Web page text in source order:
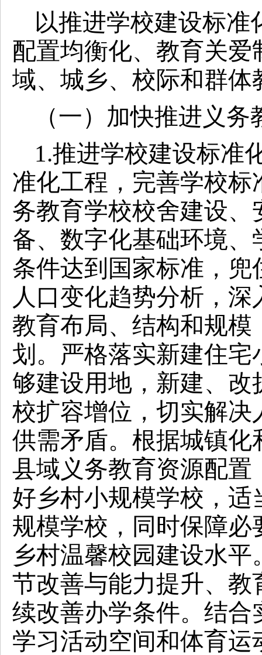
以推进学校建设标准
配置均衡化、教育关
域、城乡、校际和群体
（一）加快推进义
1.推进学校建设标准
准化工程，完善学校
务教育学校校舍建设
备、数字化基础环境
条件达到国家标准，兜
人口变化趋势分析，
教育布局、结构和规
划。 严格落实新建住
够建设用地，新建、
校扩容增位，切实解
供需矛盾。根据城镇化
县域义务教育资源配置
好乡村小规模学校， 适
规模学校，同时保障
乡村温馨校园建设水平
节改善与能力提升、
续改善办学条件。结
学习活动空间和体育